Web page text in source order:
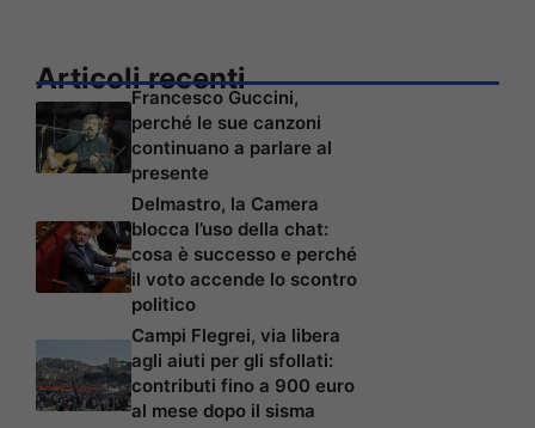
Articoli recenti
Francesco Guccini,
perché le sue canzoni
continuano a parlare al
presente
Delmastro, la Camera
blocca l’uso della chat:
cosa è successo e perché
il voto accende lo scontro
politico
Campi Flegrei, via libera
agli aiuti per gli sfollati:
contributi fino a 900 euro
al mese dopo il sisma